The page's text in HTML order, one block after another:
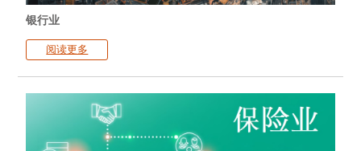
银行业
阅读更多